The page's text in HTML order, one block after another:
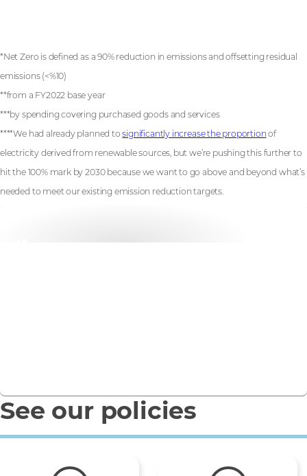
*Net Zero is defined as a 90% reduction in emissions and offsetting residual
emissions (<%10)
**from a FY2022 base year
***by spending covering purchased goods and services
****We had already planned tosignificantly increase the proportionof
electricity derived from renewable sources, but we’re pushing this further to
hit the 100% mark by 2030 because we want to go above and beyond what’s
needed to meet our existing emission reduction targets.
See our policies